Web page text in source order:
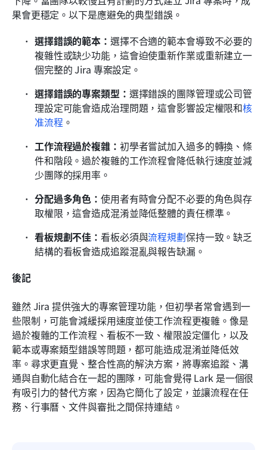
果會更穩定。以下是應避免的典型錯誤。
選擇錯誤的範本： 選擇不合適的範本會導致不必要的
複雜性或缺少功能，這會迫使重新作業或重新建立一
個完整的 Jira 專案設定。
選擇錯誤的專案類型： 選擇錯誤的團隊管理或公司管
理設定可能會造成治理問題，這會影響設定權限和核
准流程 。
工作流程過於複雜： 初學者嘗試加入過多的轉換、條
件和階段。過於複雜的工作流程會降低執行速度並減
少團隊的採用率。
分配過多角色：使用者有時會分配不必要的角色與存
取權限，這會造成混淆並降低整體的責任標準。
看板規劃不佳：看板必須與流程規劃保持一致。缺乏
結構的看板會造成追蹤混亂與報告缺漏。
後記
雖然 Jira 提供強大的專案管理功能，但初學者常會遇到一
些限制，可能會減緩採用速度並使工作流程更複雜。像是
過於複雜的工作流程、看板不一致、權限設定僵化，以及
範本或專案類型錯誤等問題，都可能造成混淆並降低效
率。尋求更直覺、整合性高的解決方案，將專案追蹤、溝
通與自動化結合在一起的團隊，可能會覺得 Lark 是一個很
有吸引力的替代方案，因為它簡化了設定，並讓流程在任
務、行事曆、文件與審批之間保持連結。